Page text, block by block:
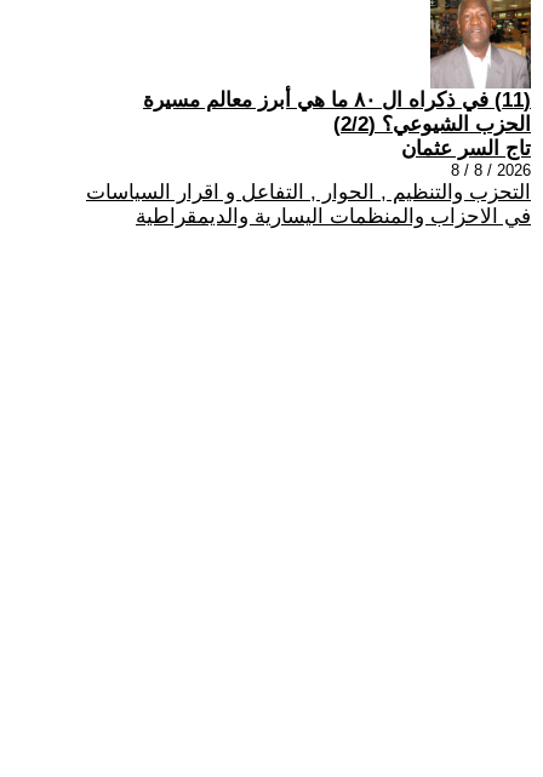
(11) في ذكراه ال ٨٠ ما هي أبرز معالم مسيرة
الحزب الشيوعي؟ (2/2)
تاج السر عثمان
2026 / 8 / 8
التحزب والتنظيم , الحوار , التفاعل و اقرار السياسات
في الاحزاب والمنظمات اليسارية والديمقراطية